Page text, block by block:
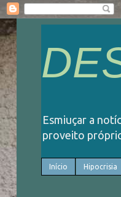
Esmiuçar a
proveito
Início Hipocrisia